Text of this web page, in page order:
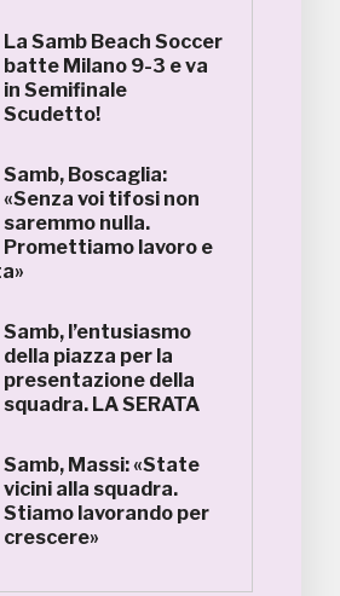
La Samb Beach Soccer
batte Milano 9-3 e va
in Semifinale
Scudetto!
Samb, Boscaglia:
«Senza voi tifosi non
saremmo nulla.
Promettiamo lavoro e
Samb, l’entusiasmo
della piazza per la
presentazione della
squadra. LA SERATA
Samb, Massi: «State
vicini alla squadra.
Stiamo lavorando per
crescere»